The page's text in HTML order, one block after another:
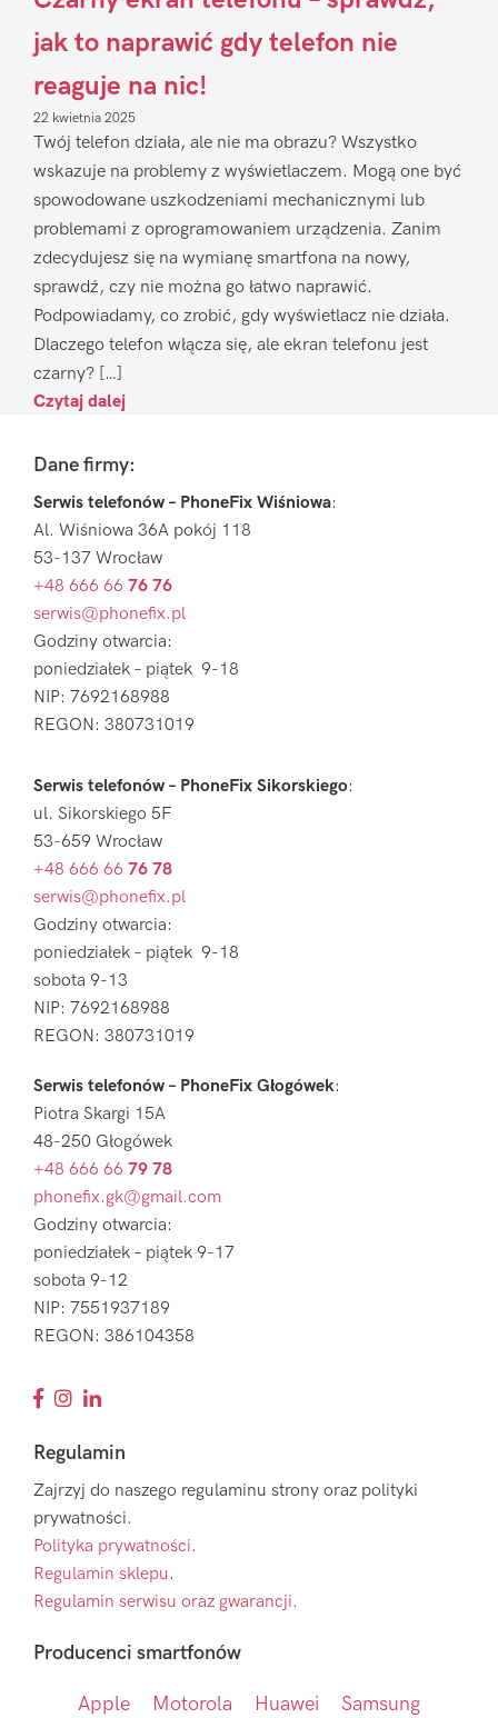
jak to naprawić gdy telefon nie
reaguje na nic!
22 kwietnia 2025
Twój telefon działa, ale nie ma obrazu? Wszystko
wskazuje na problemy z wyświetlaczem. Mogą one być
spowodowane uszkodzeniami mechanicznymi lub
problemami z oprogramowaniem urządzenia. Zanim
zdecydujesz się na wymianę smartfona na nowy,
sprawdź, czy nie można go łatwo naprawić.
Podpowiadamy, co zrobić, gdy wyświetlacz nie działa.
Dlaczego telefon włącza się, ale ekran telefonu jest
czarny? […]
Czytaj dalej
FooterDane firmy:
Serwis telefonów – PhoneFix Wiśniowa:
Al. Wiśniowa 36A pokój 118
53-137 Wrocław
+48 666 66 76 76
serwis@phonefix.pl
Godziny otwarcia:
poniedziałek – piątek 9-18
NIP: 7692168988
REGON: 380731019
Serwis telefonów – PhoneFix Sikorskiego:
ul. Sikorskiego 5F
53-659 Wrocław
+48 666 66 76 78
serwis@phonefix.pl
Godziny otwarcia:
poniedziałek – piątek 9-18
sobota 9-13
NIP: 7692168988
REGON: 380731019
Serwis telefonów – PhoneFix Głogówek:
Piotra Skargi 15A
48-250 Głogówek
+48 666 66 79 78
phonefix.gk@gmail.com
Godziny otwarcia:
poniedziałek – piątek 9-17
sobota 9-12
NIP: 7551937189
REGON: 386104358
Regulamin
Zajrzyj do naszego regulaminu strony oraz polityki
prywatności.
Polityka prywatności.
Regulamin sklepu.
Regulamin serwisu oraz gwarancji.
Producenci smartfonów
Apple Motorola Huawei Samsung